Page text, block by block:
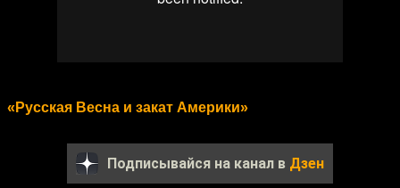
«Русская Весна и закат Америки»
Подписывайся на канал в Дзен